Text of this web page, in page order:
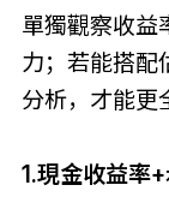
單獨觀察收益
力；若能搭配
分析，才能更
1.現金收益率+